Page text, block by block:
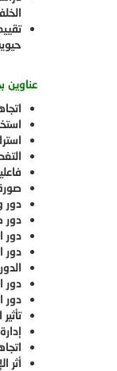
عناوين
دور
دور
دور
دور
دور
دور
أثر